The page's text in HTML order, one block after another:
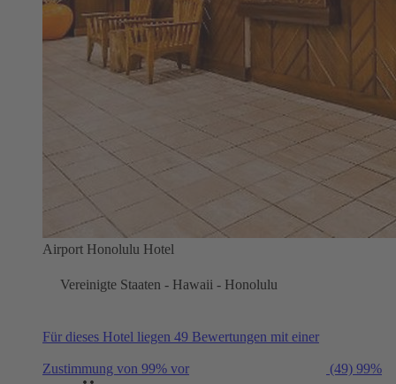
Airport Honolulu Hotel
Vereinigte Staaten - Hawaii - Honolulu
Für dieses Hotel liegen 49 Bewertungen mit einer
Zustimmung von 99% vor (49) 99%